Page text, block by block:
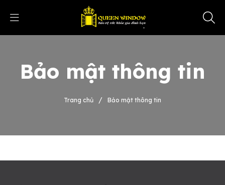
Bảo mật thông tin
Trang chủ / Bảo mật thông tin